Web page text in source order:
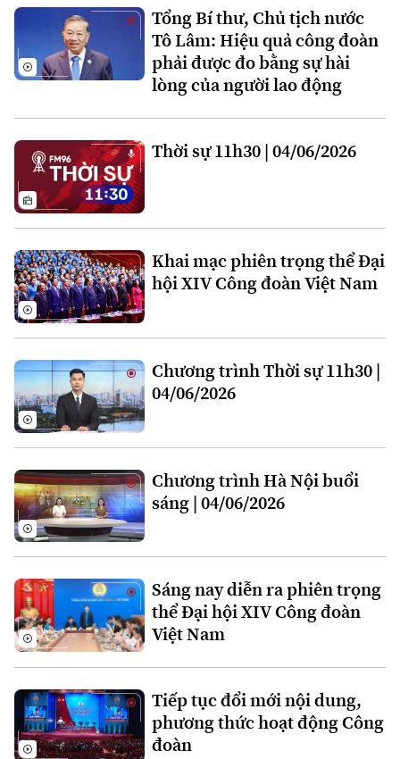
Theo dõi Hà Nội On
Doanh nghiệp
Căn hộ
Đất đai
Kinh nghiệm
Ô tô
Đánh giá
Giáo dục
Tin tức
Hướng nghiệp
Văn hóa
Làng nghề
Di tích
Sức khỏe
Y tế
Dinh dưỡng
Thể thao
Bóng đá
Quần vợt
Golf
Giải trí
Tin tức
Sao
Thời trang
Âm nhạc
Đã phát sóng
Tổng Bí thư, Chủ tịch nước
Tô Lâm: Hiệu quả công đoàn
phải được đo bằng sự hài
lòng của người lao động
Thời sự 11h30 | 04/06/2026
Khai mạc phiên trọng thể Đại
hội XIV Công đoàn Việt Nam
Chương trình Thời sự 11h30 |
04/06/2026
Chương trình Hà Nội buổi
sáng | 04/06/2026
Sáng nay diễn ra phiên trọng
thể Đại hội XIV Công đoàn
Việt Nam
Tiếp tục đổi mới nội dung,
phương thức hoạt động Công
đoàn